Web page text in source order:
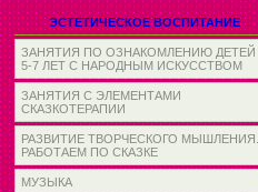
ЭСТЕТИЧЕСКОЕ ВОСПИТАНИЕ
ЗАНЯТИЯ ПО ОЗНАКОМЛЕНИЮ ДЕТЕЙ
5-7 ЛЕТ С НАРОДНЫМ ИСКУССТВОМ
ЗАНЯТИЯ С ЭЛЕМЕНТАМИ
СКАЗКОТЕРАПИИ
РАЗВИТИЕ ТВОРЧЕСКОГО МЫШЛЕНИЯ.
РАБОТАЕМ ПО СКАЗКЕ
МУЗЫКА